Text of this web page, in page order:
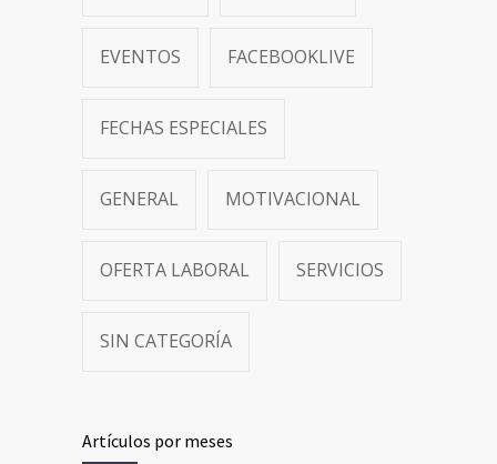
EVENTOS FACEBOOKLIVE
FECHAS ESPECIALES
GENERAL MOTIVACIONAL
OFERTA LABORAL SERVICIOS
SIN CATEGORÍA
Artículos por meses